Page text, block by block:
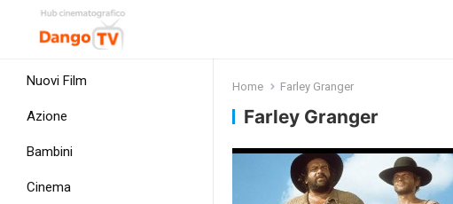
Nuovi Film
Azione
Bambini
Cinema
Home Farley Granger
Farley Granger